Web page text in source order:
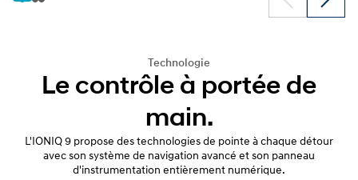
Technologie
Le contrôle à portée de
main.
L'IONIQ 9 propose des technologies de pointe à chaque détour
avec son système de navigation avancé et son panneau
d'instrumentation entièrement numérique.